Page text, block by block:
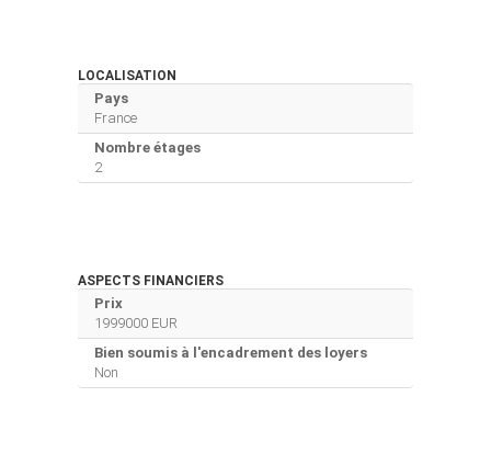
LOCALISATION
Pays
France
Nombre étages
2
ASPECTS FINANCIERS
Prix
1999000 EUR
Bien soumis à l'encadrement des loyers
Non